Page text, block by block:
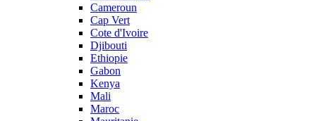
Cameroun
Cap Vert
Cote d'Ivoire
Djibouti
Ethiopie
Gabon
Kenya
Mali
Maroc